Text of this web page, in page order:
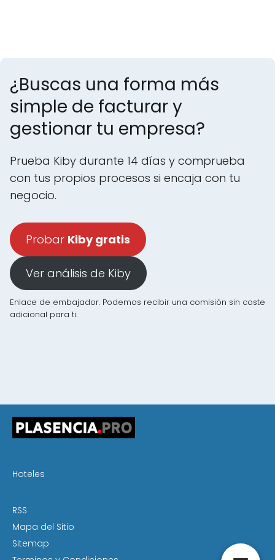
¿Buscas una forma más
simple de facturar y
gestionar tu empresa?
Prueba Kiby durante 14 días y comprueba
con tus propios procesos si encaja con tu
negocio.
Probar Kiby gratis
Ver análisis de Kiby
Enlace de embajador. Podemos recibir una comisión sin coste
adicional para ti.
Hoteles
RSS
Mapa del Sitio
Sitemap